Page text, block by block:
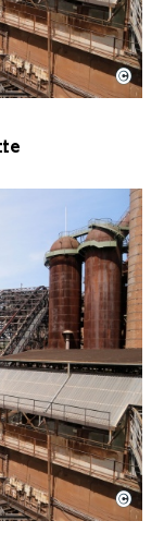
Hütte mit
Hütte | Karl
©
Hütte mit
Hütte | Karl
©